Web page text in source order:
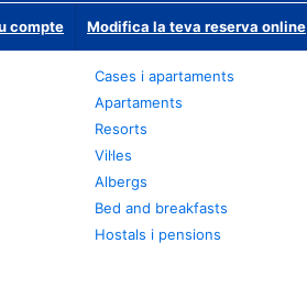
compte Modifica la teva reserva online
Cases i apartaments
Apartaments
Resorts
Vil·les
Albergs
Bed and breakfasts
Hostals i pensions